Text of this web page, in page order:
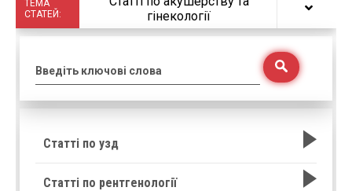
ТЕМА
СТАТЕЙ:
гінекології
Введіть ключові слова
Статті по узд
Статті по рентгенології